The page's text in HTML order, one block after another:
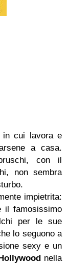
in cui lavora e
a casa.
con il
non sembra
impietrita:
il famosissimo
per le sue
lo seguono a
sexy e un
nella